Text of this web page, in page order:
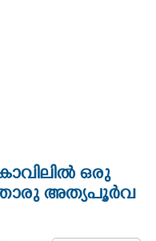
ഒരു
അത്യപൂർവ